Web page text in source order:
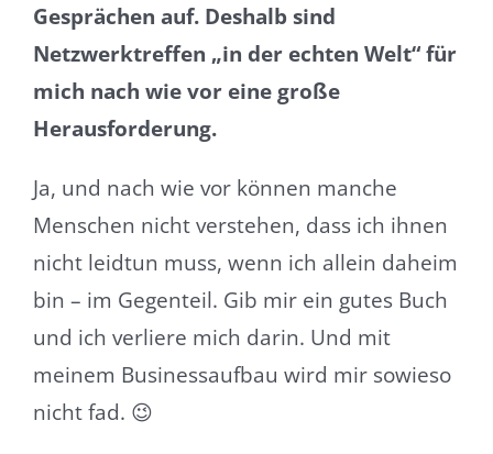
Gesprächen auf. Deshalb sind
Netzwerktreffen „in der echten Welt“ für
mich nach wie vor eine große
Herausforderung.
Ja, und nach wie vor können manche
Menschen nicht verstehen, dass ich ihnen
nicht leidtun muss, wenn ich allein daheim
bin – im Gegenteil. Gib mir ein gutes Buch
und ich verliere mich darin. Und mit
meinem Businessaufbau wird mir sowieso
nicht fad. 😉